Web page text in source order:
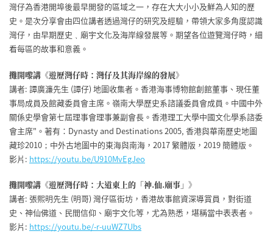
灣仔為香港開埠後最早開發的區域之一，存在大大小小及鮮為人知的歷
史。是次分享會由四位講者透過灣仔的研究及經驗，帶領大家多角度認識
灣仔，由早期歷史﹑廟宇文化及海岸線發展等。期望各位遊覽灣仔時，細
看每區的故事和意義。
攤開嚟講《遊歷灣仔時：灣仔及其海岸線的發展》
講者: 譚廣濂先生 (譚仔) 地圖收集者。香港海事博物館創館董事、現任董
事局成員及館藏委員會主席。嶺南大學歷史系諮議委員會成員。中國中外
關係史學會第七屆理事會理事兼副會長。香港理工大學中國文化學系諮委
會主席"。著有：Dynasty and Destinations 2005, 香港與華南歷史地圖
藏珍2010；中外古地圖中的東海與南海，2017 繁體版，2019 簡體版。
影片: https://youtu.be/U910MvEgJeo
攤開嚟講《遊歷灣仔時：大道東上的「神.仙.廟事」》
講者: 張熙明先生 (明哥) 灣仔區街坊，香港故事館資深導賞員，對街道
史、神仙佛道、民間信仰、廟宇文化等，尤為熟悉，堪稱當中表表者。
影片: https://youtu.be/-r-uuWZ7Ubs